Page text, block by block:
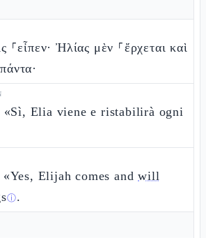
⸀εἶπεν· Ἠλίας μὲν ⸀ἔρχεται καὶ
«Sì, Elia viene e ristabilirà ogni
Elijah comes andwill
ⓘ.